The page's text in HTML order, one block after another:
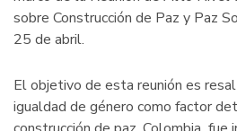
sobre Construcción de Paz y Paz
25 de abril.
El objetivo de esta reunión es
igualdad de género como factor